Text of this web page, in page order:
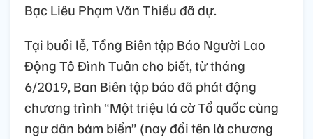
Bạc Liêu Phạm Văn Thiều đã dự.
Tại buổi lễ, Tổng Biên tập Báo Người Lao
Động Tô Đình Tuân cho biết, từ tháng
6/2019, Ban Biên tập báo đã phát động
chương trình “Một triệu lá cờ Tổ quốc cùng
ngư dân bám biển” (nay đổi tên là chương